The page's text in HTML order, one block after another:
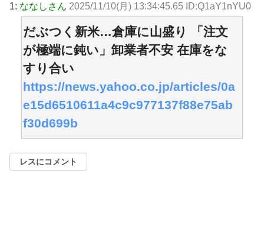
1: ななしさん 2025/11/10(月) 13:34:45.65 ID:Q1aY1nYU0
だぶつく新米…倉庫に山盛り 「注文
が極端に鈍い」卸業者不安 在庫をな
すり合い
https://news.yahoo.co.jp/articles/0a
e15d6510611a4c9c977137f88e75ab
f30d699b
レスにコメント